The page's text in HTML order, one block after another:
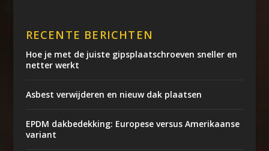
RECENTE BERICHTEN
Hoe je met de juiste gipsplaatschroeven sneller en
netter werkt
Asbest verwijderen en nieuw dak plaatsen
EPDM dakbedekking: Europese versus Amerikaanse
variant